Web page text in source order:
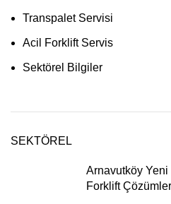
Transpalet Servisi
Acil Forklift Servis
Sektörel Bilgiler
SEKTÖREL
Arnavutköy Yeni
Forklift